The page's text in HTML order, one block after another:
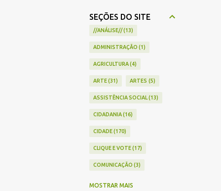
SEÇÕES DO SITE
//ANÁLISE// 13
ADMINISTRAÇÃO 1
AGRICULTURA 4
ARTE 31 ARTES 5
ASSISTÊNCIA SOCIAL 13
CIDADANIA 16
CIDADE 170
CLIQUE E VOTE 17
COMUNICAÇÃO 3
MOSTRAR MAIS